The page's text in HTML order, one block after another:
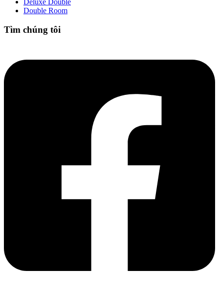
Deluxe Double
Double Room
Tìm chúng tôi